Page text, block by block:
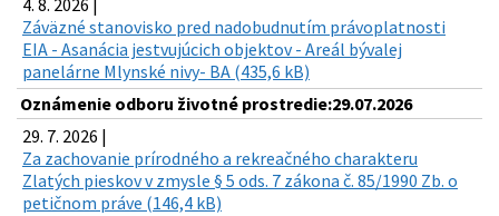
4. 8. 2026 |
Záväzné stanovisko pred nadobudnutím právoplatnosti
EIA - Asanácia jestvujúcich objektov - Areál bývalej
panelárne Mlynské nivy- BA (435,6 kB)
Oznámenie odboru životné prostredie:29.07.2026
29. 7. 2026 |
Za zachovanie prírodného a rekreačného charakteru
Zlatých pieskov v zmysle § 5 ods. 7 zákona č. 85/1990 Zb. o
petičnom práve (146,4 kB)